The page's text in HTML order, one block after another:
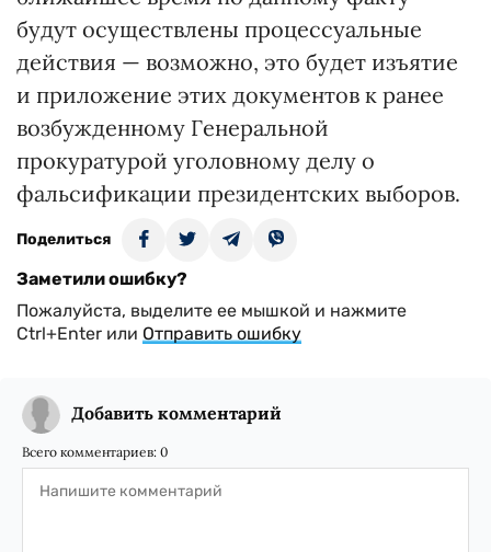
будут осуществлены процессуальные
действия — возможно, это будет изъятие
и приложение этих документов к ранее
возбужденному Генеральной
прокуратурой уголовному делу о
фальсификации президентских выборов.
Поделиться
Заметили ошибку?
Пожалуйста, выделите ее мышкой и нажмите
Ctrl+Enter или Отправить ошибку
Добавить комментарий
Всего комментариев: 0